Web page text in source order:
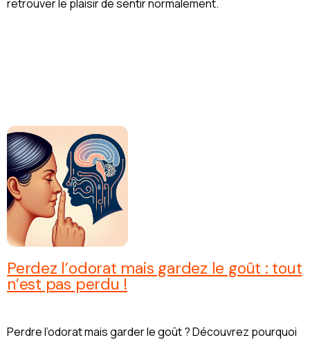
retrouver le plaisir de sentir normalement.
Perdez l’odorat mais gardez le goût : tout
n’est pas perdu !
Perdre l’odorat mais garder le goût ? Découvrez pourquoi